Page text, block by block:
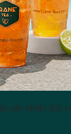
cây nhiệt đới